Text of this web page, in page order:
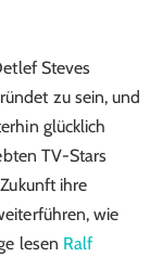
Steves
zu sein, und
glücklich
TV-Stars
ihre
wie
lesen Ralf